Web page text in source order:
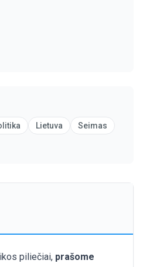
Lietuva
Seimas
piliečiai, prašome